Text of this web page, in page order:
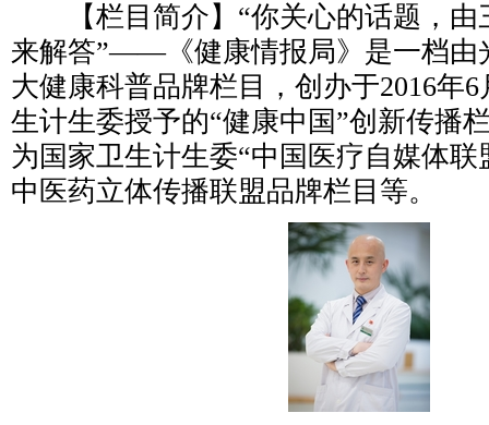
【栏目简介】“你关心的话题，由
来解答”——《健康情报局》是一档由
大健康科普品牌栏目，创办于2016年
生计生委授予的“健康中国”创新传播
为国家卫生计生委“中国医疗自媒体联
中医药立体传播联盟品牌栏目等。